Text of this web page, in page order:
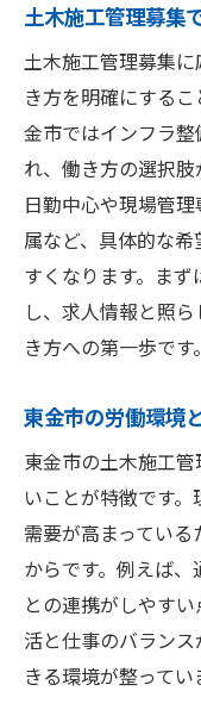
土木施工管理募集
土木施工管理募集
き方を明確にする
金市ではインフラ
れ、働き方の選択肢
日勤中心や現場管
属など、具体的な
すくなります。ま
し、求人情報と照
き方への第一歩です。
東金市の労働環境
東金市の土木施工
いことが特徴です
需要が高まってい
からです。例えば
との連携がしやす
活と仕事のバラン
きる環境が整ってい